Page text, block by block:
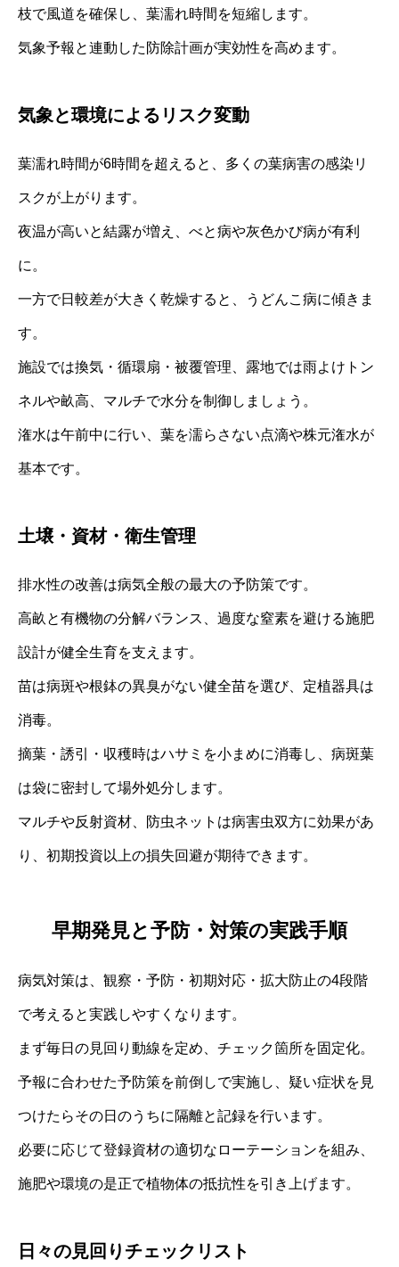
枝で風道を確保し、葉濡れ時間を短縮します。
気象予報と連動した防除計画が実効性を高めます。
気象と環境によるリスク変動
葉濡れ時間が6時間を超えると、多くの葉病害の感染リ
スクが上がります。
夜温が高いと結露が増え、べと病や灰色かび病が有利
に。
一方で日較差が大きく乾燥すると、うどんこ病に傾きま
す。
施設では換気・循環扇・被覆管理、露地では雨よけトン
ネルや畝高、マルチで水分を制御しましょう。
潅水は午前中に行い、葉を濡らさない点滴や株元潅水が
基本です。
土壌・資材・衛生管理
排水性の改善は病気全般の最大の予防策です。
高畝と有機物の分解バランス、過度な窒素を避ける施肥
設計が健全生育を支えます。
苗は病斑や根鉢の異臭がない健全苗を選び、定植器具は
消毒。
摘葉・誘引・収穫時はハサミを小まめに消毒し、病斑葉
は袋に密封して場外処分します。
マルチや反射資材、防虫ネットは病害虫双方に効果があ
り、初期投資以上の損失回避が期待できます。
早期発見と予防・対策の実践手順
病気対策は、観察・予防・初期対応・拡大防止の4段階
で考えると実践しやすくなります。
まず毎日の見回り動線を定め、チェック箇所を固定化。
予報に合わせた予防策を前倒しで実施し、疑い症状を見
つけたらその日のうちに隔離と記録を行います。
必要に応じて登録資材の適切なローテーションを組み、
施肥や環境の是正で植物体の抵抗性を引き上げます。
日々の見回りチェックリスト